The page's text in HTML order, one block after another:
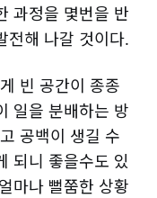
과정을 몇번을 반
전해 나갈 것이다.
빈 공간이 종종
일을 분배하는 방
공백이 생길 수
되니 좋을수도 있
마나 뻘쭘한 상황